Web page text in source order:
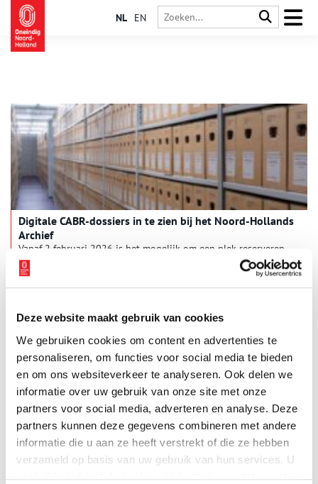
Deze website maakt gebruik van cookies
We gebruiken cookies om content en advertenties te
personaliseren, om functies voor social media te bieden
en om ons websiteverkeer te analyseren. Ook delen we
informatie over uw gebruik van onze site met onze
partners voor social media, adverteren en analyse. Deze
partners kunnen deze gegevens combineren met andere
informatie die u aan ze heeft verstrekt of die ze hebben
verzameld op basis van uw gebruik van hun services. U
NL EN
Digitale CABR-dossiers in te zien bij het Noord-Hollands
Archief
Vanaf 2 februari 2026 is het mogelijk om een plek reserveren
in de studiezaal van het Noord-Hollands Archief (NHA), die van
andere Regionaal Historische Centra (RHC’s) en het NIOD
Instituut voor Oorlogs-, Holocaust- en Genocidestudies om te
Bijzondere rechtspleging (CABR). Tot nu toe kon het digitale
CABR alleen bij het Nationaal Archief in Den Haag worden
bekeken. Dat is nu uitgebreid met twaalf extra locaties.
CABR openbaar: Oorlog voor de Rechter
Het CABR is door zijn omvang en inhoud het meest
geraadpleegde oorlogsarchief in Nederland. Tot 1 januari 2025